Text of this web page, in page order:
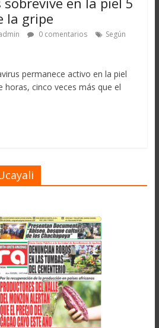
la gripe
0 comentarios
Según
permanece activo en la piel
horas, cinco veces más que el